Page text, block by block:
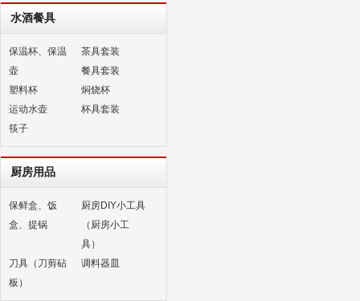
水酒餐具
保温杯、保温
壶
茶具套装
餐具套装
塑料杯
焖烧杯
运动水壶
杯具套装
筷子
厨房用品
保鲜盒、饭
盒、提锅
厨房DIY小工具
（厨房小工
具）
刀具（刀剪砧
板）
调料器皿